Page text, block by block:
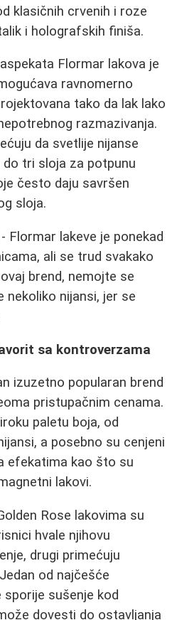
klasičnih crvenih i roze
i holografskih finiša.
Flormar lakova je
ravnomerno
tako da lak lako
razmazivanja.
da svetlije nijanse
do tri sloja za potpunu
često daju savršen
sloja.
Flormar lakeve je ponekad
ali se trud svakako
brend, nemojte se
nekoliko nijansi, jer se
sa kontroverzama
izuzetno popularan brend
pristupačnim cenama.
paletu boja, od
a posebno su cenjeni
efekatima kao što su
lakovi.
Rose lakovima su
hvale njihovu
drugi primećuju
od najčešće
sporije sušenje kod
dovesti do ostavljanja